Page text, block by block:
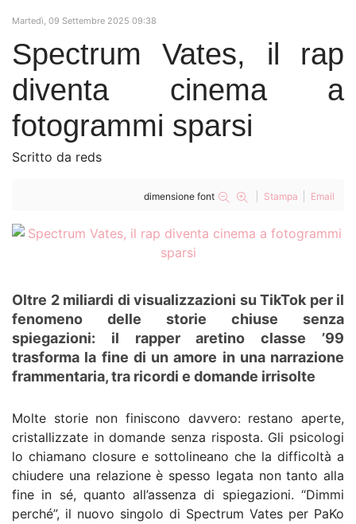
Martedì, 09 Settembre 2025 09:38
Spectrum Vates, il rap
diventa cinema a
fotogrammi sparsi
Scritto da reds
dimensione font Stampa Email
Oltre 2 miliardi di visualizzazioni su TikTok per il
fenomeno delle storie chiuse senza
spiegazioni: il rapper aretino classe ’99
trasforma la fine di un amore in una narrazione
frammentaria, tra ricordi e domande irrisolte
Molte storie non finiscono davvero: restano aperte,
cristallizzate in domande senza risposta. Gli psicologi
lo chiamano closure e sottolineano che la difficoltà a
chiudere una relazione è spesso legata non tanto alla
fine in sé, quanto all’assenza di spiegazioni. “Dimmi
perché”, il nuovo singolo di Spectrum Vates per PaKo